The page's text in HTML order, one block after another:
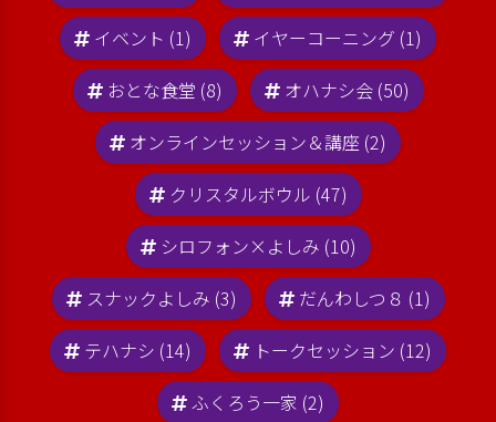
イベント (1)
イヤーコーニング (1)
おとな食堂 (8)
オハナシ会 (50)
オンラインセッション＆講座 (2)
クリスタルボウル (47)
シロフォン×よしみ (10)
スナックよしみ (3)
だんわしつ８ (1)
テハナシ (14)
トークセッション (12)
ふくろう一家 (2)